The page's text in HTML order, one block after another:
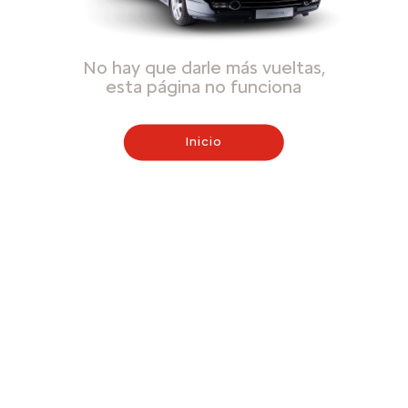
No hay que darle más vueltas,
esta página no funciona
Inicio